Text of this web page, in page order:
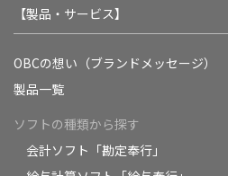
【製品・サービス】
OBCの想い（ブランドメッセージ）
製品一覧
ソフトの種類から探す
会計ソフト「勘定奉行」